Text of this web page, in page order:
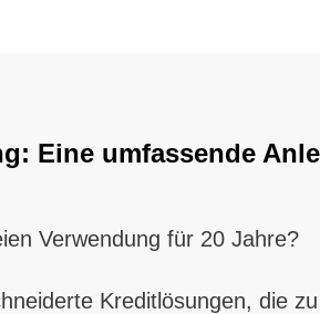
Eine umfassende
Verwendung für 20 Jahre?
Kreditlösungen, die